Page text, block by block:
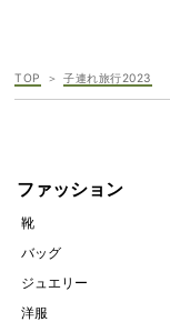
TOP 子連れ旅行2023
ファッション
靴
バッグ
ジュエリー
洋服